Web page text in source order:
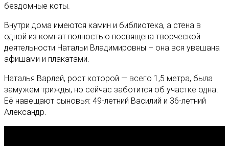
бездомные коты.
Внутри дома имеются камин и библиотека, а стена в
одной из комнат полностью посвящена творческой
деятельности Натальи Владимировны – она вся увешана
афишами и плакатами.
Наталья Варлей, рост которой — всего 1,5 метра, была
замужем трижды, но сейчас заботится об участке одна.
Её навещают сыновья: 49-летний Василий и 36-летний
Александр.